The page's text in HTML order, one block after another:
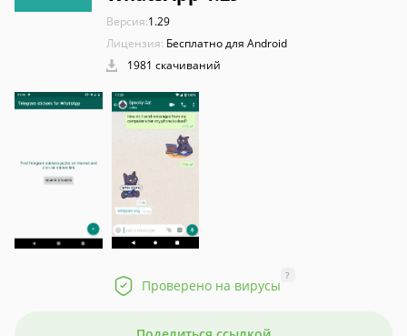
Версия:1.29
Лицензия: Бесплатно для Android
1981 скачиваний
Проверено на вирусы
?